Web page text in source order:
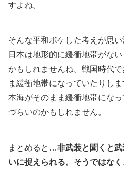
すよね。
そんな平和ボケした考えが思
日本は地形的に緩衝地帯がな
かもしれませんね。戦国時代
ま緩衝地帯になっていたりし
本海がそのまま緩衝地帯にな
づらいのかもしれません。
まとめると…非武装と聞くと
いに捉えられる。そうではな